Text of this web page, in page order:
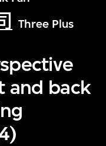
Three Plus
and back